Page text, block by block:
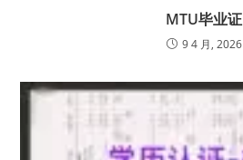
MTU毕业证
9 4 月, 2026